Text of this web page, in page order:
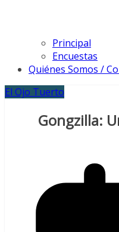
Principal
Encuestas
Quiénes Somos /
El Ojo Tuerto
Gongzilla: